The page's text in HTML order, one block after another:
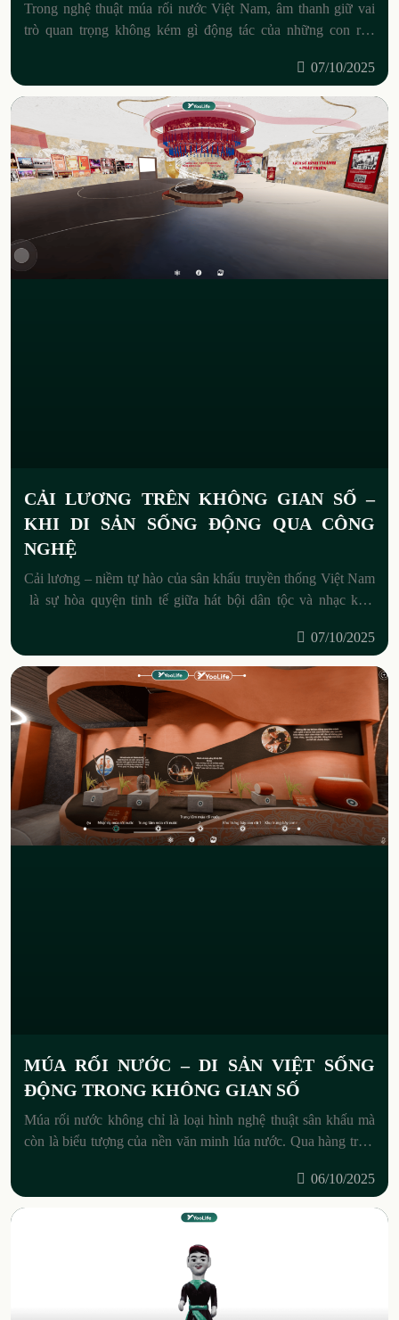
Trong nghệ thuật múa rối nước Việt Nam, âm thanh giữ vai
trò quan trọng không kém gì động tác của những con rối.
07/10/2025
CẢI LƯƠNG TRÊN KHÔNG GIAN SỐ –
KHI DI SẢN SỐNG ĐỘNG QUA CÔNG
NGHỆ
Cải lương – niềm tự hào của sân khấu truyền thống Việt Nam
là sự hòa quyện tinh tế giữa hát bội dân tộc và nhạc kịch
07/10/2025
MÚA RỐI NƯỚC – DI SẢN VIỆT SỐNG
ĐỘNG TRONG KHÔNG GIAN SỐ
Múa rối nước không chỉ là loại hình nghệ thuật sân khấu mà
còn là biểu tượng của nền văn minh lúa nước. Qua hàng trăm
06/10/2025